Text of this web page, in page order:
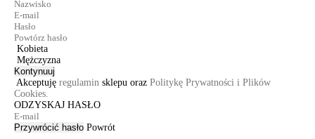
Kobieta
Mężczyzna
Kontynuuj
Akceptuję regulamin sklepu oraz Politykę Prywatności i Plików
Cookies.
ODZYSKAJ HASŁO
Przywrócić hasło Powrót